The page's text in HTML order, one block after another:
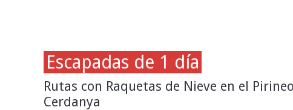
Escapadas de 1 día
Rutas con Raquetas de Nieve en el
Cerdanya